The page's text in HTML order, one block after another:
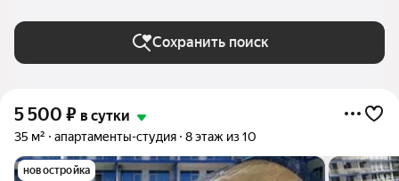
Сохранить поиск
5 500 ₽ в сутки
35 м² апартаменты-студия 8 этаж из 10
новостройка